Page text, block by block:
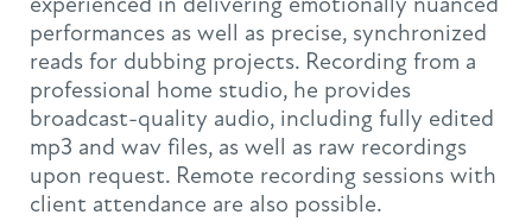
performances as well as precise, synchronized
reads for dubbing projects. Recording from a
professional home studio, he provides
broadcast-quality audio, including fully edited
mp3 and wav files, as well as raw recordings
upon request. Remote recording sessions with
client attendance are also possible.